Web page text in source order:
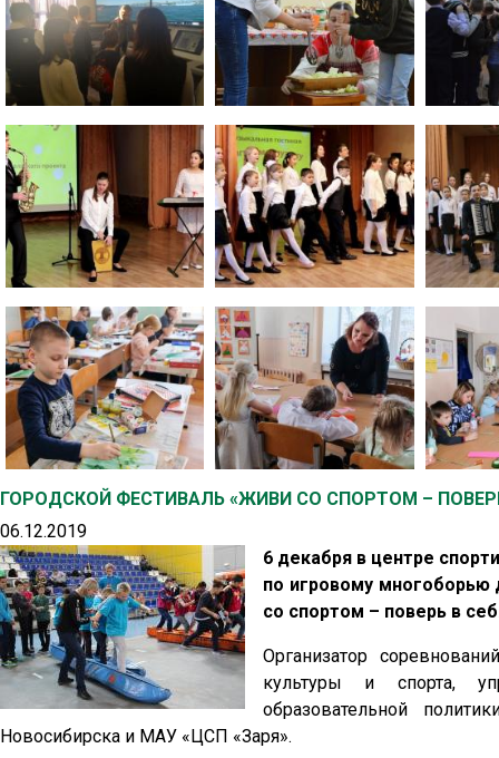
ГОРОДСКОЙ ФЕСТИВАЛЬ «ЖИВИ СО СПОРТОМ –
06.12.2019
6 декабря в центре
по игровому
со спортом – поверь в
Организатор
культуры и спорта,
образовательной
Новосибирска и МАУ «ЦСП «Заря».